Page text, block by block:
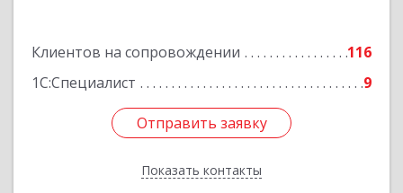
Клиентов на сопровождении
116
1С:Специалист
9
Отправить заявку
Показать контакты
Отправить заявку
Назад